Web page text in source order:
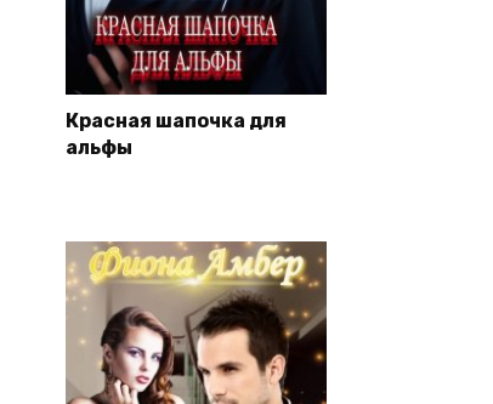
Красная шапочка для
альфы